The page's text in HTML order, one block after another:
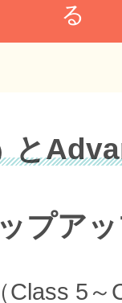
る
と
プア
Class 5～